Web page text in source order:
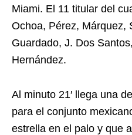
Miami. El 11 titular del
Ochoa, Pérez, Márquez,
Guardado, J. Dos
Hernández.
Al minuto 21′ llega una
para el conjunto
estrella en el palo y que